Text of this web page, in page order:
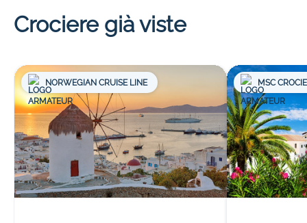
Crociere già viste
NORWEGIAN CRUISE LINE MSC